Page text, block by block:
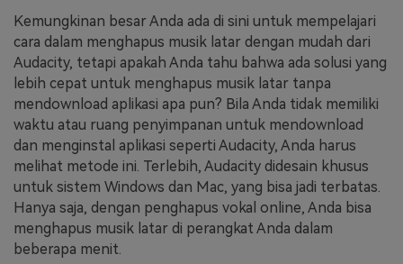
Kemungkinan besar Anda ada di sini untuk mempelajari
cara dalam menghapus musik latar dengan mudah dari
Audacity, tetapi apakah Anda tahu bahwa ada solusi yang
lebih cepat untuk menghapus musik latar tanpa
mendownload aplikasi apa pun? Bila Anda tidak memiliki
waktu atau ruang penyimpanan untuk mendownload
dan menginstal aplikasi seperti Audacity, Anda harus
melihat metode ini. Terlebih, Audacity didesain khusus
untuk sistem Windows dan Mac, yang bisa jadi terbatas.
Hanya saja, dengan penghapus vokal online, Anda bisa
menghapus musik latar di perangkat Anda dalam
beberapa menit.